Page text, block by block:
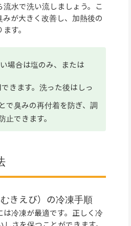
水で洗い流しましょう。こ
が大きく改善し、加熱後の
す。
場合は塩のみ、または
きます。洗った後はしっ
で臭みの再付着を防ぎ、調
止できます。
きえび）の冷凍手順
は冷凍が最適です。正しく冷